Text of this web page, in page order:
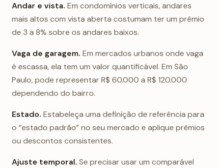
Andar e vista. Em condomínios verticais, andares
mais altos com vista aberta costumam ter um prêmio
de 3 a 8% sobre os andares baixos.
Vaga de garagem. Em mercados urbanos onde vaga
é escassa, ela tem um valor quantificável. Em São
Paulo, pode representar R$ 60.000 a R$ 120.000
dependendo do bairro.
Estado. Estabeleça uma definição de referência para
o “estado padrão” no seu mercado e aplique prêmios
ou descontos consistentes.
Ajuste temporal. Se precisar usar um comparável